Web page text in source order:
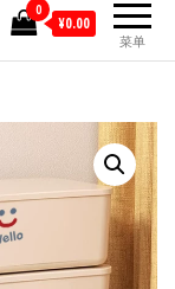
菜单
0
¥0.00